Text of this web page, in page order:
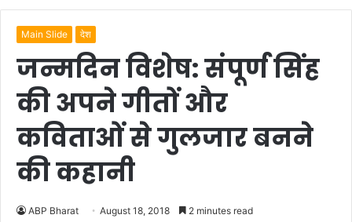
Main Slide देश
जन्मदिन विशेष: संपूर्ण सिंह
की अपने गीतों और
कविताओं से गुलजार बनने
की कहानी
ABP Bharat August 18, 2018 2 minutes read